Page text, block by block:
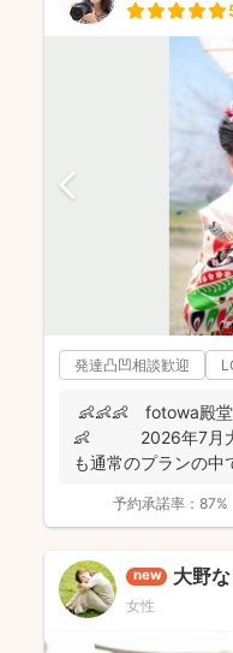
発達凸凹相談歓迎
👶👶👶 fotowa殿堂
👶 2026年7月大
も通常のプランの中
予約承諾率： 87%
new 大野
女性